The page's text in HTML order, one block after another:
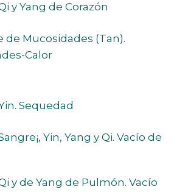
y Yang de Corazón
de Mucosidades (Tan).
Calor
Sequedad
Yin, Yang y Qi. Vacío de
y de Yang de Pulmón. Vacío